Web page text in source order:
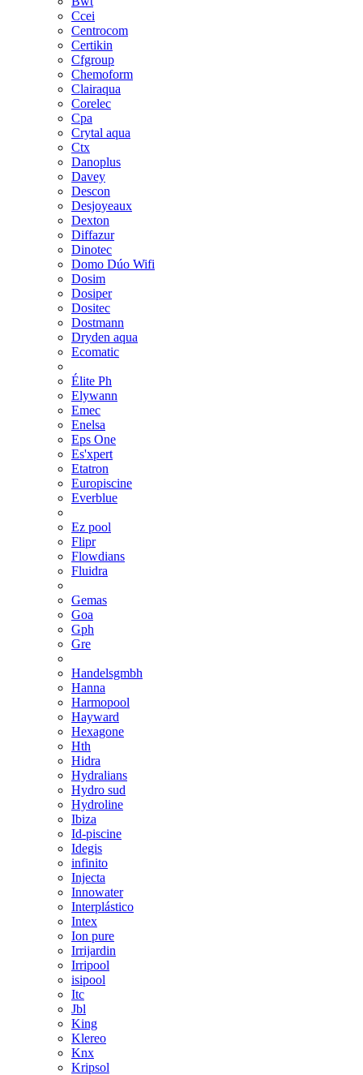
Ccei
Centrocom
Certikin
Cfgroup
Chemoform
Clairaqua
Corelec
Cpa
Crytal aqua
Ctx
Danoplus
Davey
Descon
Desjoyeaux
Dexton
Diffazur
Dinotec
Domo Dúo Wifi
Dosim
Dosiper
Dositec
Dostmann
Dryden aqua
Ecomatic
Élite Ph
Elywann
Emec
Enelsa
Eps One
Es'xpert
Etatron
Europiscine
Everblue
Ez pool
Flipr
Flowdians
Fluidra
Gemas
Goa
Gph
Gre
Handelsgmbh
Hanna
Harmopool
Hayward
Hexagone
Hth
Hidra
Hydralians
Hydro sud
Hydroline
Ibiza
Id-piscine
Idegis
infinito
Injecta
Innowater
Interplástico
Intex
Ion pure
Irrijardin
Irripool
isipool
Itc
Jbl
King
Klereo
Knx
Kripsol